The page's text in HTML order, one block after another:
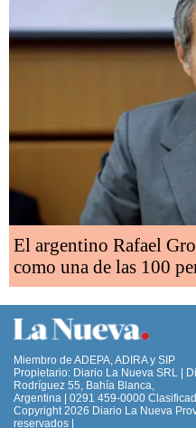
El argentino Rafael
como una de las 100
Miembro de ADEPA, ADIRA y SIP
Propietario: Diario La Nueva SRL |
Rodríguez 55, Bahía Blanca,
Argentina | 0291 459-0000
Copyright 2026 Diario La Nueva
reservados |